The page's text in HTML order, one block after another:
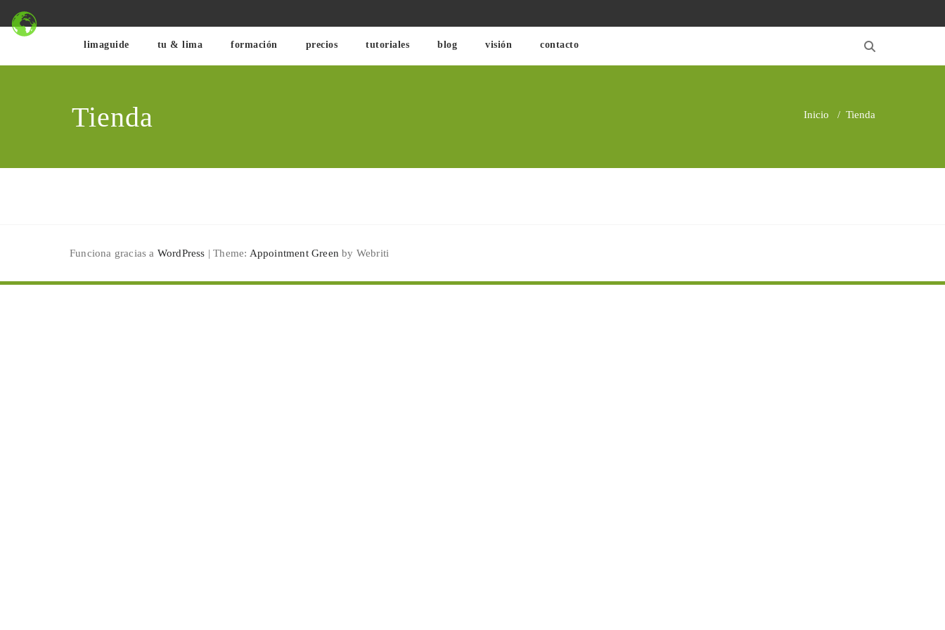
Saltar
al
contenido
limaguide tu & lima formación precios tutoriales blog visión contacto
Tienda Inicio / Tienda
Funciona gracias a WordPress | Theme: Appointment Green by Webriti